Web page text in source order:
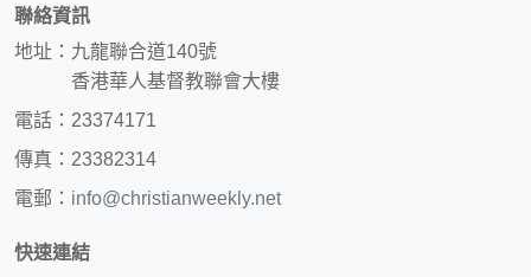
聯絡資訊
地址：九龍聯合道140號
香港華人基督教聯會大樓
電話：23374171
傳真：23382314
電郵： info@christianweekly.net
快速連結